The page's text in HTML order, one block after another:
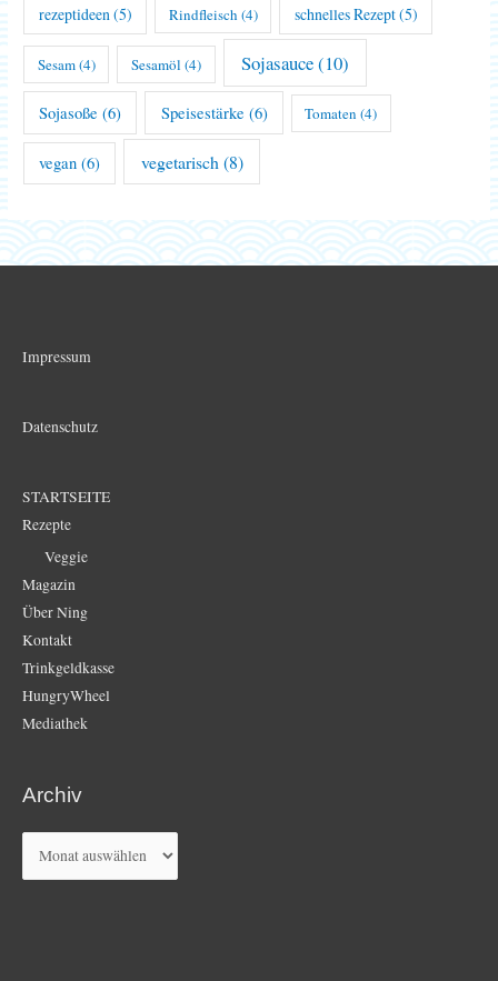
rezeptideen (5) Rindfleisch (4) schnelles Rezept(5)
Sesam(4) Sesamöl (4) Sojasauce(10)
Sojasoße (6) Speisestärke (6) Tomaten (4)
vegan (6) vegetarisch (8)
Impressum
Datenschutz
STARTSEITE
Rezepte
Veggie
Magazin
Über Ning
Kontakt
Trinkgeldkasse
HungryWheel
Mediathek
Archiv